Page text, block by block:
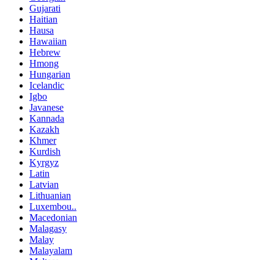
Gujarati
Haitian
Hausa
Hawaiian
Hebrew
Hmong
Hungarian
Icelandic
Igbo
Javanese
Kannada
Kazakh
Khmer
Kurdish
Kyrgyz
Latin
Latvian
Lithuanian
Luxembou..
Macedonian
Malagasy
Malay
Malayalam